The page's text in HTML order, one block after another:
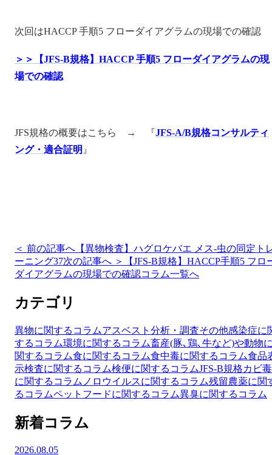
次回はHACCP 手順5 フローダイアグラムの現場での確認
＞＞【JFS-B規格】HACCP 手順5 フローダイアグラムの現
場での確認
JFS規格の概要はこちら → 『JFS-A/B規格コンサルティ
ング・適合証明 』
＜ 前の記事へ 【異物検査】ハグロケバエ メス-虫の同定ト
ーニング37次の記事へ ＞
【JFS-B規格】HACCP手順5 フロ
ダイアグラムの現場での確認コラム一覧へ
カテゴリ
異物に関するコラムアスベスト分析・調査その他感染症に
するコラム環境に関するコラム畜産(豚､鶏､牛など)や動物
関するコラム食に関するコラム食中毒に関するコラム食品
示検査に関するコラム検便に関するコラムJFS-B規格カビ毒
に関するコラム ノロウイルスに関するコラム残留農薬に関
るコラムペットフードに関するコラム異臭に関するコラム
新着コラム
2026.08.05